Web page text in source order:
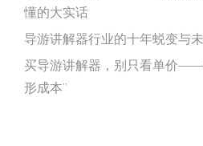
懂的大实话
导游讲解器行业的十年蜕变与
买导游讲解器，别只看单价
形成本”